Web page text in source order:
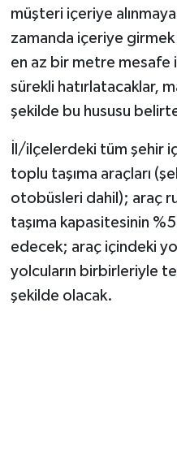
müşteri içeriye
zamanda içeriye
en az bir metre
sürekli hatırlatacaklar,
şekilde bu hususu
İl/ilçelerdeki tüm şehir
toplu taşıma araçları
otobüsleri dahil); araç
taşıma kapasitesinin
edecek; araç içindeki
yolcuların birbirleriyle
şekilde olacak.